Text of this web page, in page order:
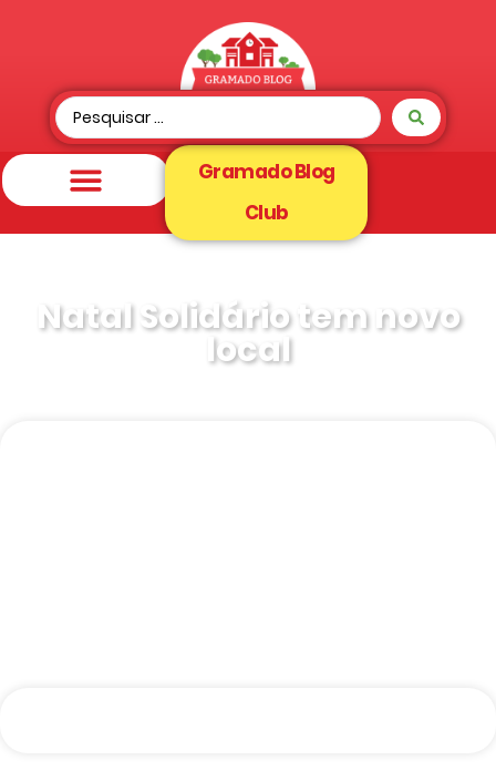
Gramado Blog
Club
Natal Solidário tem novo
local